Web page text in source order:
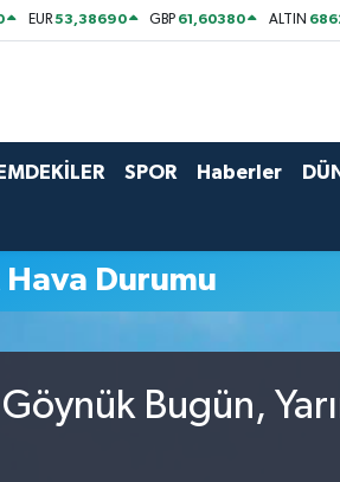
EUR53,38690 GBP 61,60380 ALTIN
SPOR Haberler
Durumu
Göynük Bugün,